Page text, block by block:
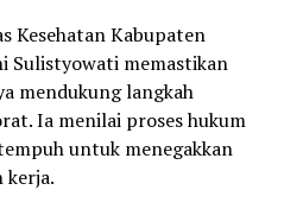
Kesehatan Kabupaten
Sulistyowati memastikan
mendukung langkah
Ia menilai proses hukum
untuk menegakkan
kerja.